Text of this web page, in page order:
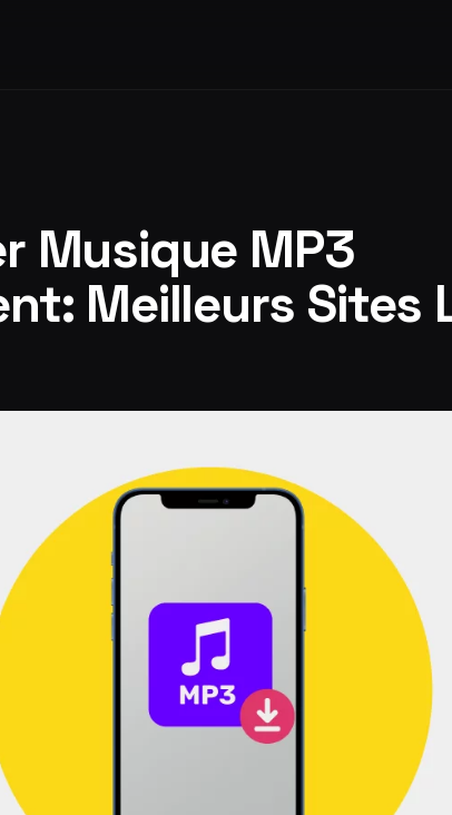
Musique MP3
Meilleurs Sites